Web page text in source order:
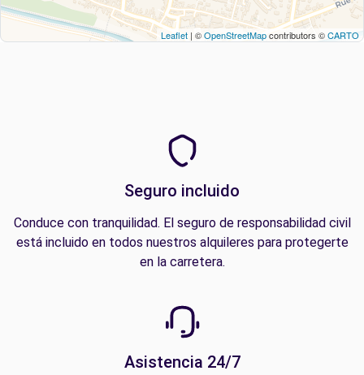
Leaflet | ©OpenStreetMapcontributors ©CARTO
Seguro incluido
Conduce con tranquilidad. El seguro de responsabilidad civil
está incluido en todos nuestros alquileres para protegerte
en la carretera.
Asistencia 24/7